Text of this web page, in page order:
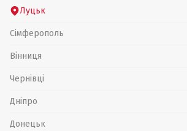
Луцьк
Сімферополь
Вінниця
Чернівці
Дніпро
Донецьк